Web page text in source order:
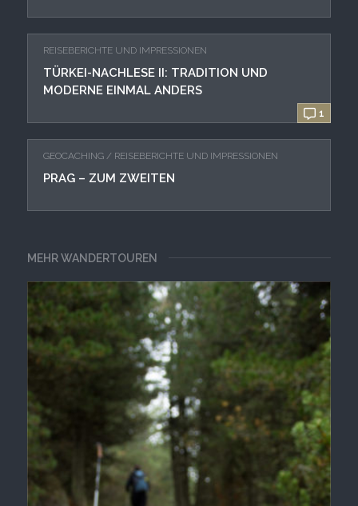
1
REISEBERICHTE UND IMPRESSIONEN
TÜRKEI-NACHLESE II: TRADITION UND
MODERNE EINMAL ANDERS
GEOCACHING / REISEBERICHTE UND IMPRESSIONEN
PRAG – ZUM ZWEITEN
MEHR WANDERTOUREN